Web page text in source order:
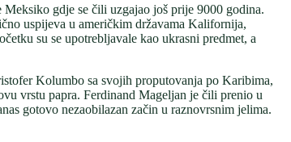
gdje se čili uzgajao još prije 9000 godina.
uspijeva u američkim državama Kalifornija,
su se upotrebljavale kao ukrasni predmet, a
Kolumbo sa svojih proputovanja po Karibima,
vrstu papra. Ferdinand Mageljan je čili prenio u
gotovo nezaobilazan začin u raznovrsnim jelima.